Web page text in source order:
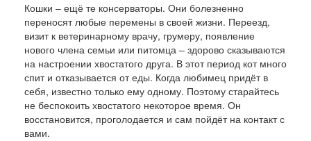
Кошки – ещё те консерваторы. Они болезненно
переносят любые перемены в своей жизни. Переезд,
визит к ветеринарному врачу, грумеру, появление
нового члена семьи или питомца – здорово сказываются
на настроении хвостатого друга. В этот период кот много
спит и отказывается от еды. Когда любимец придёт в
себя, известно только ему одному. Поэтому старайтесь
не беспокоить хвостатого некоторое время. Он
восстановится, проголодается и сам пойдёт на контакт с
вами.